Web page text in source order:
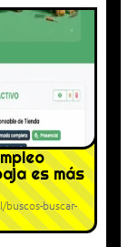
es más
buscar-